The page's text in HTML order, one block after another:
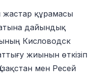
жастар құрамасы
дайындық
Кисловодск
жиынын өткізіп
мен Ресей